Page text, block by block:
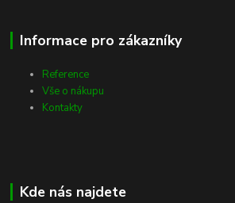
Informace pro zákazníky
Reference
Vše o nákupu
Kontakty
Kde nás najdete